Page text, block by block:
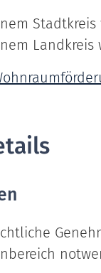
Landkreis